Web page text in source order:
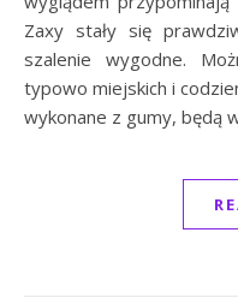
Zaxy stały się
szalenie wygodne.
typowo miejskich i
wykonane z gumy, będą